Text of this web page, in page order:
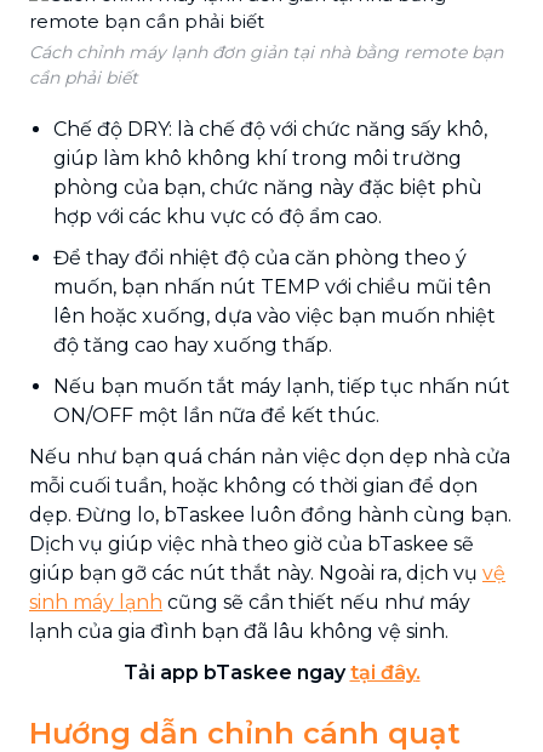
Cách chỉnh máy lạnh đơn giản tại nhà bằng remote bạn
cần phải biết
Chế độ DRY: là chế độ với chức năng sấy khô,
giúp làm khô không khí trong môi trường
phòng của bạn, chức năng này đặc biệt phù
hợp với các khu vực có độ ẩm cao.
Để thay đổi nhiệt độ của căn phòng theo ý
muốn, bạn nhấn nút TEMP với chiều mũi tên
lên hoặc xuống, dựa vào việc bạn muốn nhiệt
độ tăng cao hay xuống thấp.
Nếu bạn muốn tắt máy lạnh, tiếp tục nhấn nút
ON/OFF một lần nữa để kết thúc.
Nếu như bạn quá chán nản việc dọn dẹp nhà cửa
mỗi cuối tuần, hoặc không có thời gian để dọn
dẹp. Đừng lo, bTaskee luôn đồng hành cùng bạn.
Dịch vụ giúp việc nhà theo giờ của bTaskee sẽ
giúp bạn gỡ các nút thắt này. Ngoài ra, dịch vụ vệ
sinh máy lạnh cũng sẽ cần thiết nếu như máy
lạnh của gia đình bạn đã lâu không vệ sinh.
Tải app bTaskee ngaytại đây.
Hướng dẫn chỉnh cánh quạt